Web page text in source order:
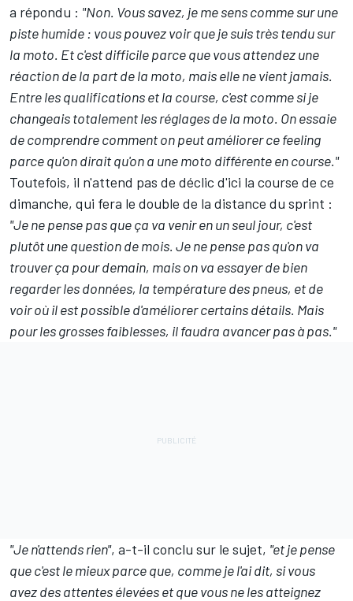
a répondu : "Non. Vous savez, je me sens comme sur une
piste humide : vous pouvez voir que je suis très tendu sur
la moto. Et c'est difficile parce que vous attendez une
réaction de la part de la moto, mais elle ne vient jamais.
Entre les qualifications et la course, c'est comme si je
changeais totalement les réglages de la moto. On essaie
de comprendre comment on peut améliorer ce feeling
parce qu'on dirait qu'on a une moto différente en course."
Toutefois, il n'attend pas de déclic d'ici la course de ce
dimanche, qui fera le double de la distance du sprint :
"Je ne pense pas que ça va venir en un seul jour, c'est
plutôt une question de mois. Je ne pense pas qu'on va
trouver ça pour demain, mais on va essayer de bien
regarder les données, la température des pneus, et de
voir où il est possible d'améliorer certains détails. Mais
pour les grosses faiblesses, il faudra avancer pas à pas."
"Je n'attends rien", a-t-il conclu sur le sujet, "et je pense
que c'est le mieux parce que, comme je l'ai dit, si vous
avez des attentes élevées et que vous ne les atteignez